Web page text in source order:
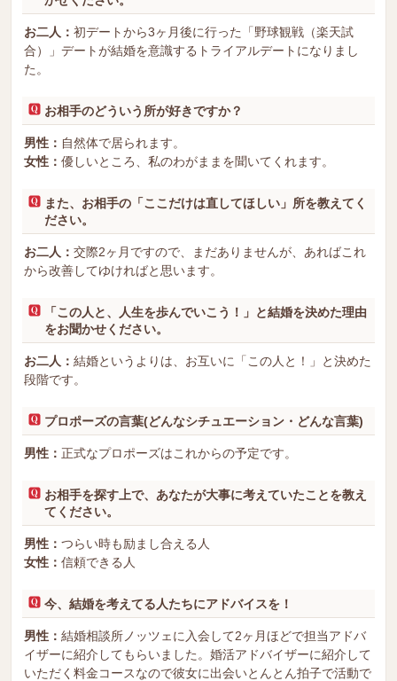
お二人： 初デートから3ヶ月後に行った「野球観戦（楽天試
合）」デートが結婚を意識するトライアルデートになりまし
た。
お相手のどういう所が好きですか？
男性： 自然体で居られます。
女性： 優しいところ、私のわがままを聞いてくれます。
また、お相手の「ここだけは直してほしい」所を教えてく
ださい。
お二人： 交際2ヶ月ですので、まだありませんが、あればこれ
から改善してゆければと思います。
「この人と、人生を歩んでいこう！」と結婚を決めた理由
をお聞かせください。
お二人： 結婚というよりは、お互いに「この人と！」と決めた
段階です。
プロポーズの言葉(どんなシチュエーション・どんな言葉)
男性： 正式なプロポーズはこれからの予定です。
お相手を探す上で、あなたが大事に考えていたことを教え
てください。
男性： つらい時も励まし合える人
女性： 信頼できる人
今、結婚を考えてる人たちにアドバイスを！
男性： 結婚相談所ノッツェに入会して2ヶ月ほどで担当アドバ
イザーに紹介してもらいました。婚活アドバイザーに紹介して
いただく料金コースなので彼女に出会いとんとん拍子で活動で